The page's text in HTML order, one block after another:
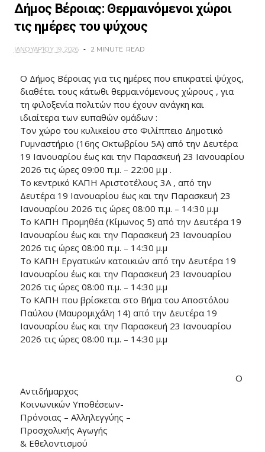
Δήμος Βέροιας: Θερμαινόμενοι χώροι
τις ημέρες του ψύχους
ΙΑΝΟΥΑΡΊΟΥ 19, 2026 2 MINUTE READ
Ο Δήμος Βέροιας για τις ημέρες που επικρατεί ψύχος,
διαθέτει τους κάτωθι θερμαινόμενους χώρους , για
τη φιλοξενία πολιτών που έχουν ανάγκη και
ιδιαίτερα των ευπαθών ομάδων :
Τον χώρο του κυλικείου στο Φιλίππειο Δημοτικό
Γυμναστήριο (16ης Οκτωβρίου 5Α) από την Δευτέρα
19 Ιανουαρίου έως και την Παρασκευή 23 Ιανουαρίου
2026 τις ώρες 09:00 π.μ. – 22:00 μ.μ .
Το κεντρικό ΚΑΠΗ Αριστοτέλους 3Α , από την
Δευτέρα 19 Ιανουαρίου έως και την Παρασκευή 23
Ιανουαρίου 2026 τις ώρες 08:00 π.μ. – 14:30 μ.μ
Το ΚΑΠΗ Προμηθέα (Κίμωνος 5) από την Δευτέρα 19
Ιανουαρίου έως και την Παρασκευή 23 Ιανουαρίου
2026 τις ώρες 08:00 π.μ. – 14:30 μ.μ
Το ΚΑΠΗ Εργατικών κατοικιών από την Δευτέρα 19
Ιανουαρίου έως και την Παρασκευή 23 Ιανουαρίου
2026 τις ώρες 08:00 π.μ. – 14:30 μ.μ
Το ΚΑΠΗ που βρίσκεται στο Βήμα του Αποστόλου
Παύλου (Μαυρομιχάλη 14) από την Δευτέρα 19
Ιανουαρίου έως και την Παρασκευή 23 Ιανουαρίου
2026 τις ώρες 08:00 π.μ. – 14:30 μ.μ
O
Αντιδήμαρχος
Κοινωνικών Υποθέσεων-
Πρόνοιας – Αλληλεγγύης –
Προσχολικής Αγωγής
& Εθελοντισμού